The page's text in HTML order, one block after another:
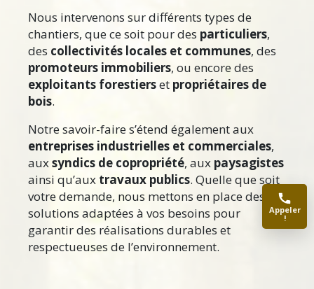
Nous intervenons sur différents types de
chantiers, que ce soit pour des particuliers,
des collectivités locales et communes, des
promoteurs immobiliers, ou encore des
exploitants forestierset propriétaires de
bois.
Notre savoir-faire s’étend également aux
entreprises industrielles et commerciales,
auxsyndics de copropriété, aux paysagistes
ainsi qu’aux travaux publics. Quelle que soit
votre demande, nous mettons en place des
solutions adaptées à vos besoins pour
garantir des réalisations durables et
respectueuses de l’environnement.
Appeler
!